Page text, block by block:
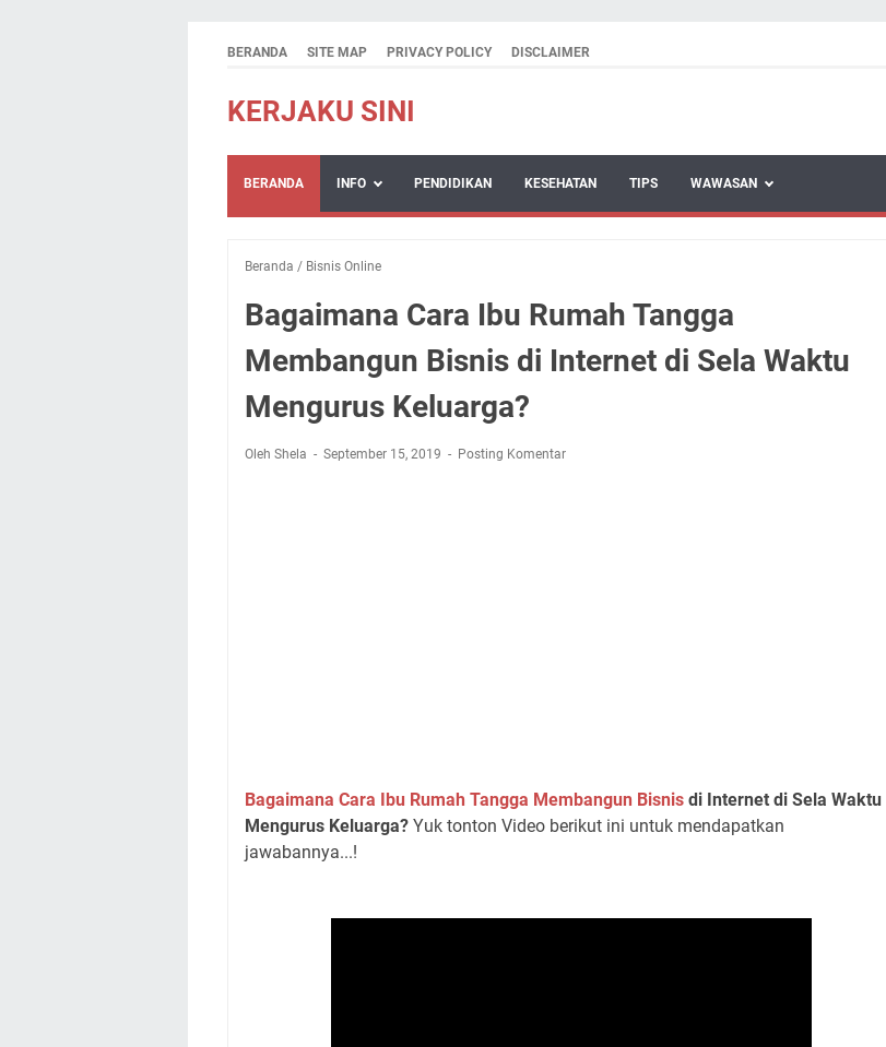
BERANDA SITE MAP PRIVACY POLICY DISCLAIMER
KERJAKU SINI
BERANDA INFO PENDIDIKAN KESEHATAN TIPS WAWASAN
Beranda / Bisnis Online
Bagaimana Cara Ibu Rumah Tangga
Membangun Bisnis di Internet di Sela Waktu
Mengurus Keluarga?
Oleh Shela September 15, 2019 Posting Komentar
Bagaimana Cara Ibu Rumah Tangga Membangun Bisnis di Internet di Sela Waktu
Mengurus Keluarga? Yuk tonton Video berikut ini untuk mendapatkan
jawabannya...!